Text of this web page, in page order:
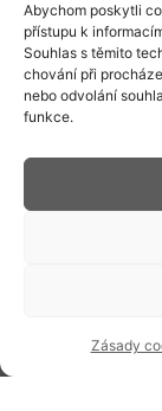
Abychom poskytli
přístupu k
Souhlas s těmito
chování při
nebo odvolání
funkce.
Zásady
BLOG
INZERCE V
HISTORIE A